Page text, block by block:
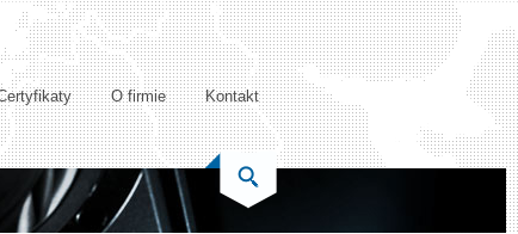
O firmie Kontakt